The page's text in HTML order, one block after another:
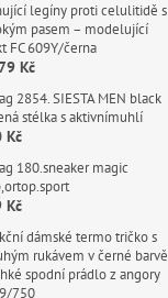
legíny proti celulitidě s
pasem – modelující
FC 609Y/černa
Kč
2854. SIESTA MEN black
stélka s aktivnímuhlí
Kč
180.sneaker magic
Kč
dámské termo tričko s
rukávem v černé barvě
spodní prádlo z angory
750